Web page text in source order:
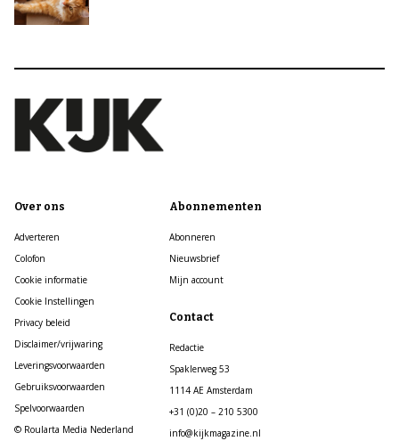
Over ons
Adverteren
Colofon
Cookie informatie
Cookie Instellingen
Privacy beleid
Disclaimer/vrijwaring
Leveringsvoorwaarden
Gebruiksvoorwaarden
Spelvoorwaarden
© Roularta Media Nederland
Abonnementen
Abonneren
Nieuwsbrief
Mijn account
Contact
Redactie
Spaklerweg 53
1114 AE Amsterdam
+31 (0)20 – 210 5300
info@kijkmagazine.nl